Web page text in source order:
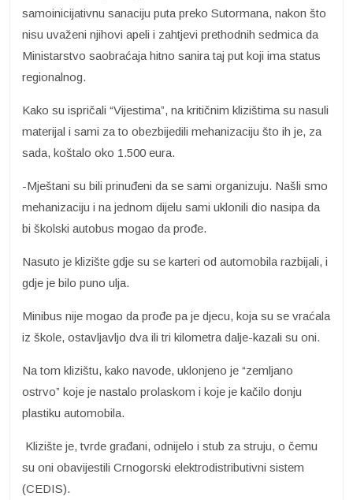
samoinicijativnu sanaciju puta preko Sutormana, nakon što
nisu uvaženi njihovi apeli i zahtjevi prethodnih sedmica da
Ministarstvo saobraćaja hitno sanira taj put koji ima status
regionalnog.
Kako su ispričali “Vijestima”, na kritičnim klizištima su nasuli
materijal i sami za to obezbijedili mehanizaciju što ih je, za
sada, koštalo oko 1.500 eura.
-Mještani su bili prinuđeni da se sami organizuju. Našli smo
mehanizaciju i na jednom dijelu sami uklonili dio nasipa da
bi školski autobus mogao da prođe.
Nasuto je klizište gdje su se karteri od automobila razbijali, i
gdje je bilo puno ulja.
Minibus nije mogao da prođe pa je djecu, koja su se vraćala
iz škole, ostavljavljo dva ili tri kilometra dalje-kazali su oni.
Na tom klizištu, kako navode, uklonjeno je “zemljano
ostrvo” koje je nastalo prolaskom i koje je kačilo donju
plastiku automobila.
Klizište je, tvrde građani, odnijelo i stub za struju, o čemu
su oni obavijestili Crnogorski elektrodistributivni sistem
(CEDIS).